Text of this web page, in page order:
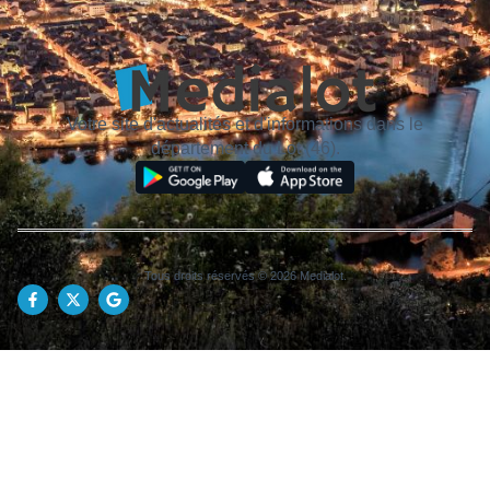
Votre site d'actualités et d'informations dans le
département du Lot (46).
Tous droits réservés © 2026 Medialot.